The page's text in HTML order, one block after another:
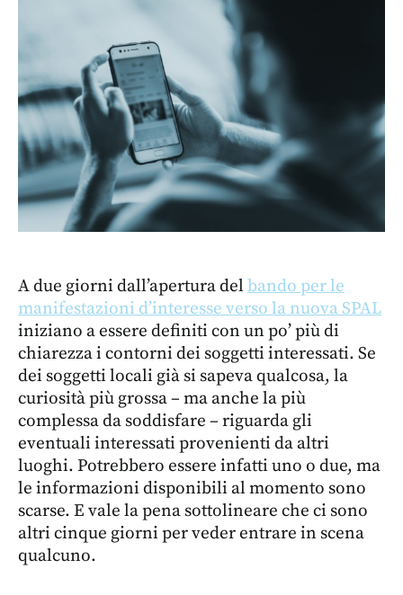
A due giorni dall’apertura delbando per le
manifestazioni d’interesse verso la nuova SPAL
iniziano a essere definiti con un po’ più di
chiarezza i contorni dei soggetti interessati. Se
dei soggetti locali già si sapeva qualcosa, la
curiosità più grossa – ma anche la più
complessa da soddisfare – riguarda gli
eventuali interessati provenienti da altri
luoghi. Potrebbero essere infatti uno o due, ma
le informazioni disponibili al momento sono
scarse. E vale la pena sottolineare che ci sono
altri cinque giorni per veder entrare in scena
qualcuno.